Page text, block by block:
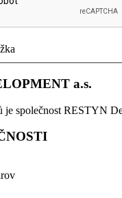
a.s.
je společnost RESTYN